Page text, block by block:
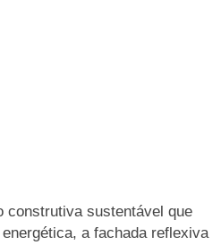
construtiva sustentável que
a fachada reflexiva